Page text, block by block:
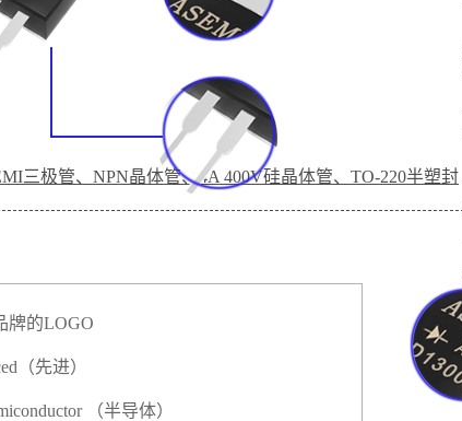
三极管、NPN晶体管、4A 400V硅晶体管、TO-220半塑封
牌的LOGO
（先进）
（半导体）